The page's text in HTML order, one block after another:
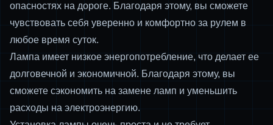
опасностях на дороге. Благодаря этому, вы сможете
чувствовать себя уверенно и комфортно за рулем в
любое время суток.
Лампа имеет низкое энергопотребление, что делает ее
долговечной и экономичной. Благодаря этому, вы
сможете сэкономить на замене ламп и уменьшить
расходы на электроэнергию.